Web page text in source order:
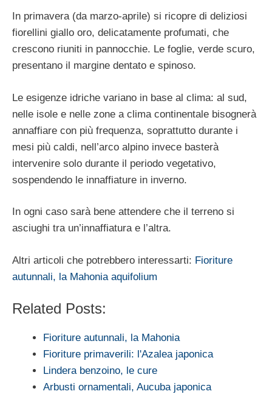
In primavera (da marzo-aprile) si ricopre di deliziosi
fiorellini giallo oro, delicatamente profumati, che
crescono riuniti in pannocchie. Le foglie, verde scuro,
presentano il margine dentato e spinoso.
Le esigenze idriche variano in base al clima: al sud,
nelle isole e nelle zone a clima continentale bisognerà
annaffiare con più frequenza, soprattutto durante i
mesi più caldi, nell’arco alpino invece basterà
intervenire solo durante il periodo vegetativo,
sospendendo le innaffiature in inverno.
In ogni caso sarà bene attendere che il terreno si
asciughi tra un’innaffiatura e l’altra.
Altri articoli che potrebbero interessarti: Fioriture
autunnali, la Mahonia aquifolium
Related Posts:
Fioriture autunnali, la Mahonia
Fioriture primaverili: l'Azalea japonica
Lindera benzoino, le cure
Arbusti ornamentali, Aucuba japonica